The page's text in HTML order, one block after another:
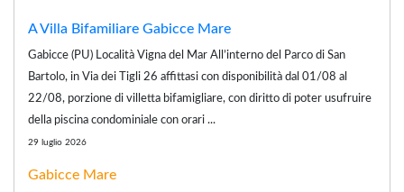
A Villa Bifamiliare Gabicce Mare
Gabicce (PU) Località Vigna del Mar All’interno del Parco di San
Bartolo, in Via dei Tigli 26 affittasi con disponibilità dal 01/08 al
22/08, porzione di villetta bifamigliare, con diritto di poter usufruire
della piscina condominiale con orari ...
29 luglio 2026
Gabicce Mare